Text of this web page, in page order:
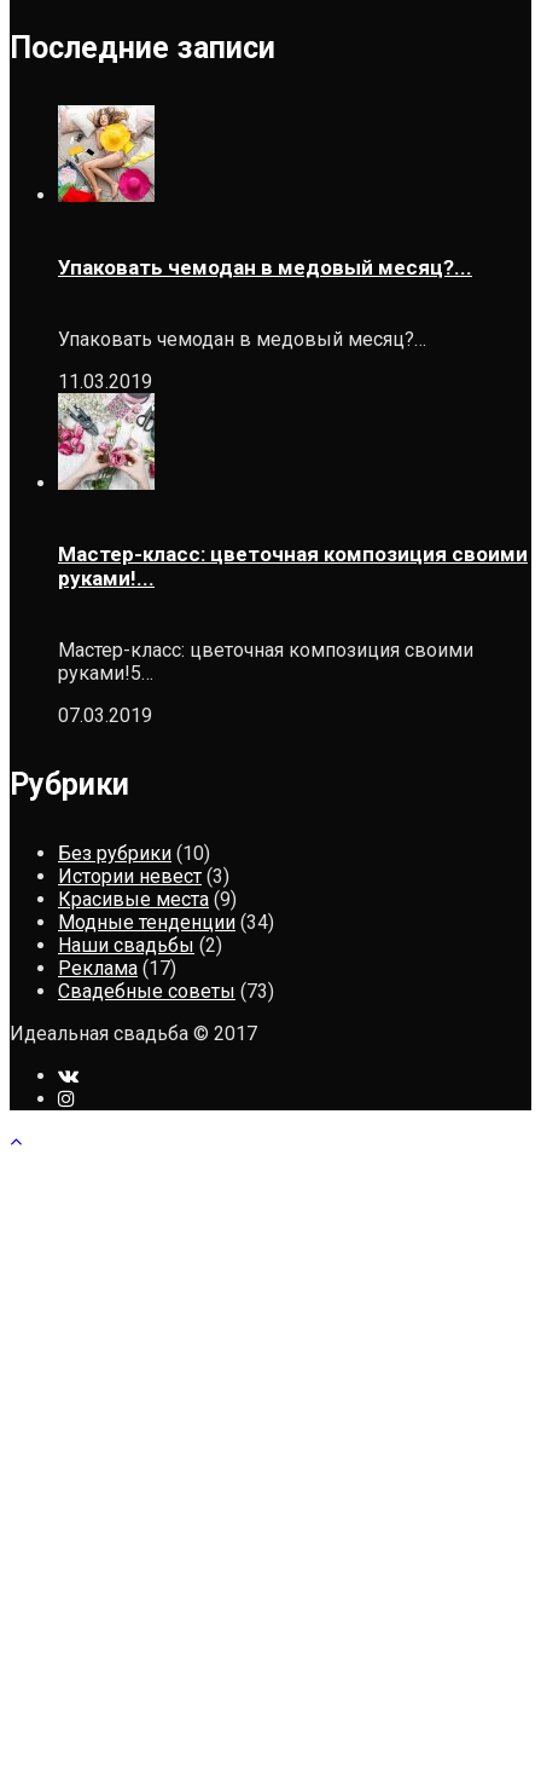
Последние записи
Упаковать чемодан в медовый месяц?...
Упаковать чемодан в медовый месяц?…
11.03.2019
Мастер-класс: цветочная композиция своими
руками!...
Мастер-класс: цветочная композиция своими
руками!5…
07.03.2019
Рубрики
Без рубрики (10)
Истории невест (3)
Красивые места (9)
Модные тенденции (34)
Наши свадьбы (2)
Реклама (17)
Свадебные советы (73)
Идеальная свадьба © 2017